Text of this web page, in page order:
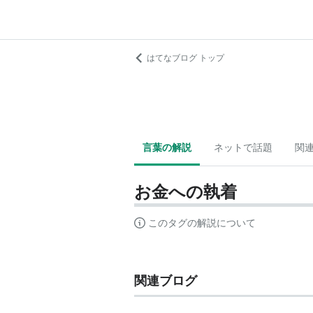
はてなブログ トップ
言葉の解説 ネットで話題 関
お金への執着
このタグの解説について
関連ブログ